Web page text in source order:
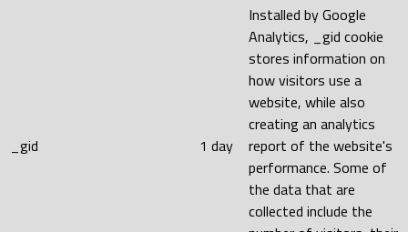
_gid 1 day
Installed by Google
Analytics, _gid cookie
stores information on
how visitors use a
website, while also
creating an analytics
report of the website's
performance. Some of
the data that are
collected include the